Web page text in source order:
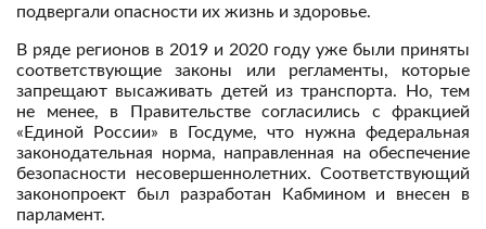
подвергали опасности их жизнь и здоровье.
В ряде регионов в 2019 и 2020 году уже были приняты
соответствующие законы или регламенты, которые
запрещают высаживать детей из транспорта. Но, тем
не менее, в Правительстве согласились с фракцией
«Единой России» в Госдуме, что нужна федеральная
законодательная норма, направленная на обеспечение
безопасности несовершеннолетних. Соответствующий
законопроект был разработан Кабмином и внесен в
парламент.